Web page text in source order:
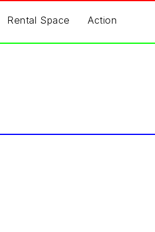
Rental Space Action